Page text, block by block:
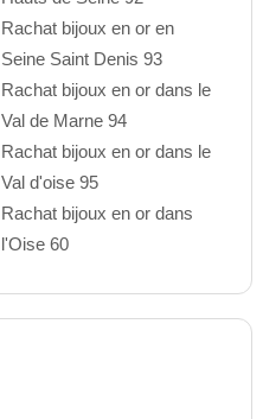
Rachat bijoux en or en
Seine Saint Denis 93
Rachat bijoux en or dans le
Val de Marne 94
Rachat bijoux en or dans le
Val d'oise 95
Rachat bijoux en or dans
l'Oise 60